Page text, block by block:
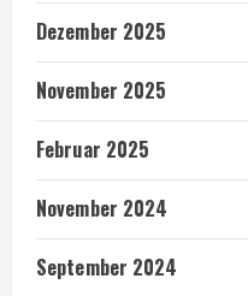
Dezember 2025
November 2025
Februar 2025
November 2024
September 2024